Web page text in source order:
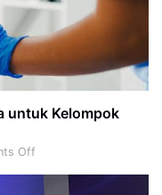
untuk Kelompok
Off